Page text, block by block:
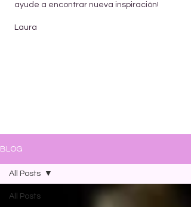
ayude a encontrar nueva inspiración!
Laura
BLOG
All Posts
All Posts